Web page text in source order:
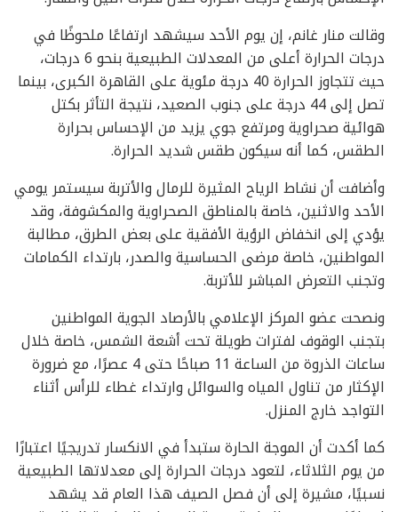
وقالت منار غانم، إن يوم الأحد سيشهد ارتفاعًا ملحوظًا في
درجات الحرارة أعلى من المعدلات الطبيعية بنحو 6 درجات،
حيث تتجاوز الحرارة 40 درجة مئوية على القاهرة الكبرى، بينما
تصل إلى 44 درجة على جنوب الصعيد، نتيجة التأثر بكتل
هوائية صحراوية ومرتفع جوي يزيد من الإحساس بحرارة
الطقس، كما أنه سيكون طقس شديد الحرارة.
وأضافت أن نشاط الرياح المثيرة للرمال والأتربة سيستمر يومي
الأحد والاثنين، خاصة بالمناطق الصحراوية والمكشوفة، وقد
يؤدي إلى انخفاض الرؤية الأفقية على بعض الطرق، مطالبة
المواطنين، خاصة مرضى الحساسية والصدر، بارتداء الكمامات
وتجنب التعرض المباشر للأتربة.
ونصحت عضو المركز الإعلامي بالأرصاد الجوية المواطنين
بتجنب الوقوف لفترات طويلة تحت أشعة الشمس، خاصة خلال
ساعات الذروة من الساعة 11 صباحًا حتى 4 عصرًا، مع ضرورة
الإكثار من تناول المياه والسوائل وارتداء غطاء للرأس أثناء
التواجد خارج المنزل.
كما أكدت أن الموجة الحارة ستبدأ في الانكسار تدريجيًا اعتبارًا
من يوم الثلاثاء، لتعود درجات الحرارة إلى معدلاتها الطبيعية
نسبيًا، مشيرة إلى أن فصل الصيف هذا العام قد يشهد